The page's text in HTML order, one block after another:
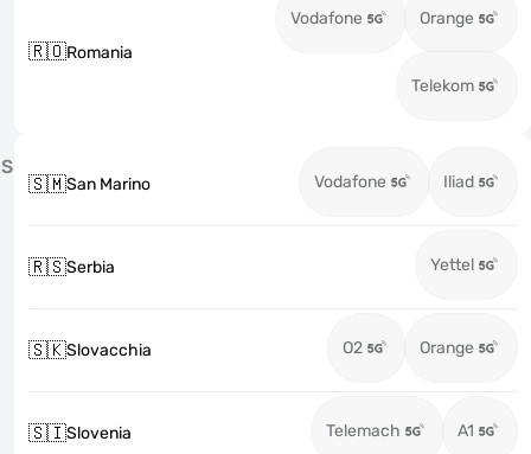
🇷🇴Romania
Vodafone Orange
Telekom
S
🇸🇲San Marino Vodafone Iliad
🇷🇸Serbia Yettel
🇸🇰Slovacchia O2 Orange
🇸🇮Slovenia Telemach A1